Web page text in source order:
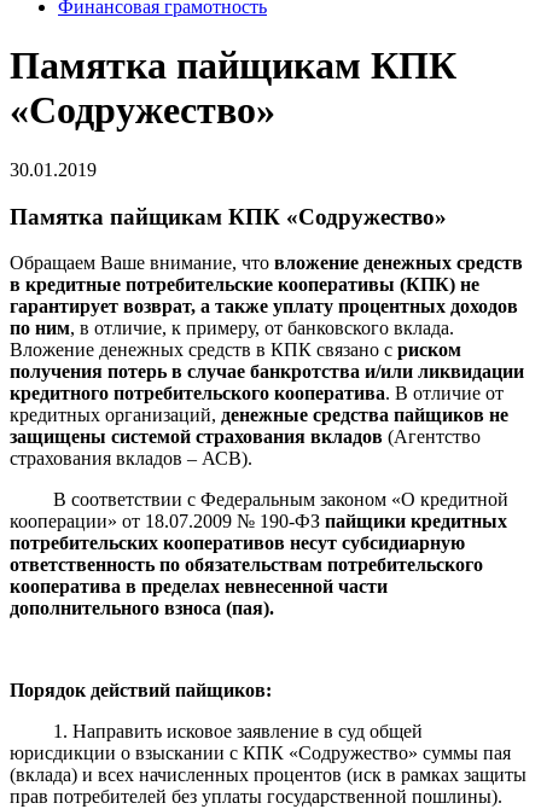
Финансовая грамотность
Памятка пайщикам КПК
«Содружество»
30.01.2019
Памятка пайщикам КПК «Содружество»
Обращаем Ваше внимание, что вложение денежных средств
в кредитные потребительские кооперативы (КПК) не
гарантирует возврат, а также уплату процентных доходов
по ним, в отличие, к примеру, от банковского вклада.
Вложение денежных средств в КПК связано с риском
получения потерь в случае банкротства и/или ликвидации
кредитного потребительского кооператива. В отличие от
кредитных организаций, денежные средства пайщиков не
защищены системой страхования вкладов (Агентство
страхования вкладов – АСВ).
В соответствии с Федеральным законом «О кредитной
кооперации» от 18.07.2009 № 190-ФЗ пайщики кредитных
потребительских кооперативов несут субсидиарную
ответственность по обязательствам потребительского
кооператива в пределах невнесенной части
дополнительного взноса (пая).
Порядок действий пайщиков:
1. Направить исковое заявление в суд общей
юрисдикции о взыскании с КПК «Содружество» суммы пая
(вклада) и всех начисленных процентов (иск в рамках защиты
прав потребителей без уплаты государственной пошлины).